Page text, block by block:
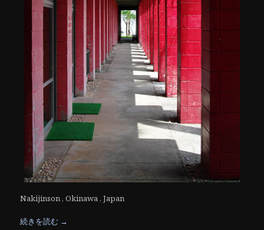
Nakijinson , Okinawa , Japan
続きを読む →